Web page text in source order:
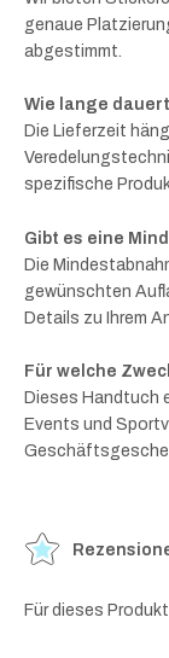
genaue
abgestimmt.
Wie lange
Die Lieferzeit
spezifische
Gibt es eine
Die
gewünschten
Details zu Ihrem
Für welche
Dieses Handtuch
Events und
Für dieses